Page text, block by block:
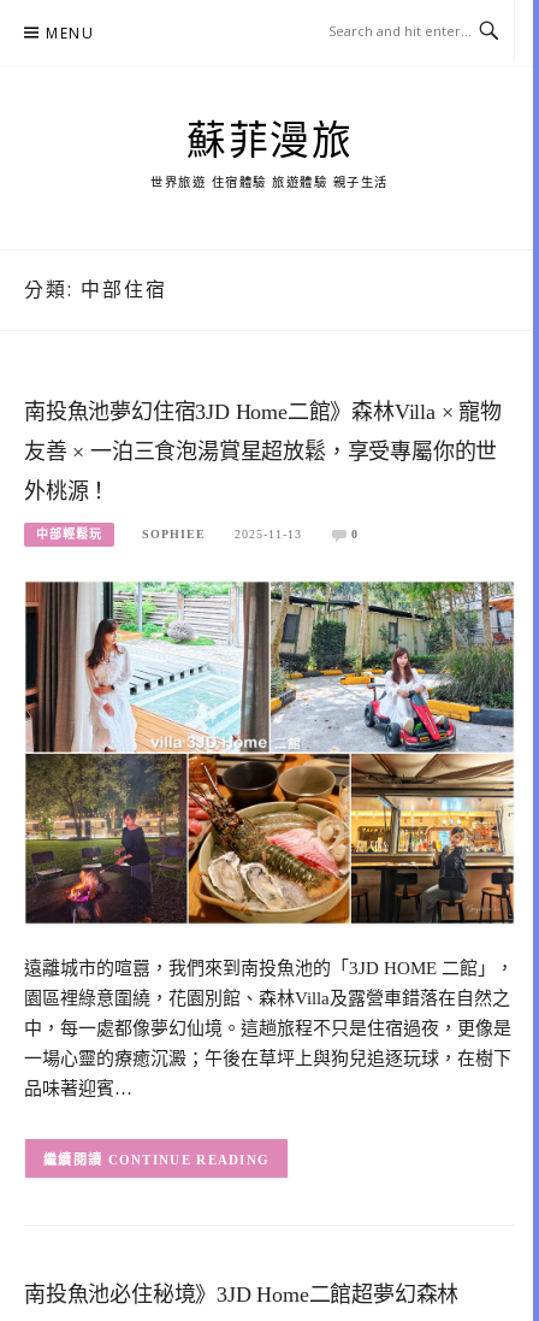
MENU
蘇菲漫旅
世界旅遊 住宿體驗 旅遊體驗 親子生活
分類: 中部住宿
南投魚池夢幻住宿3JD Home二館》森林Villa × 寵物
友善 × 一泊三食泡湯賞星超放鬆，享受專屬你的世
外桃源！
中部輕鬆玩 SOPHIEE 2025-11-13 0
遠離城市的喧囂，我們來到南投魚池的「3JD HOME 二館」，
園區裡綠意圍繞，花園別館、森林Villa及露營車錯落在自然之
中，每一處都像夢幻仙境。這趟旅程不只是住宿過夜，更像是
一場心靈的療癒沉澱；午後在草坪上與狗兒追逐玩球，在樹下
品味著迎賓…
CONTINUE READING
南投魚池必住秘境》3JD Home二館超夢幻森林